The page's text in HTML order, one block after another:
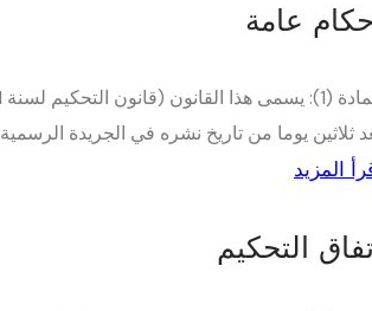
عامة
ثلاثين يوما من تاريخ نشره في الجريدة الرسمية
المزيد
التحكيم